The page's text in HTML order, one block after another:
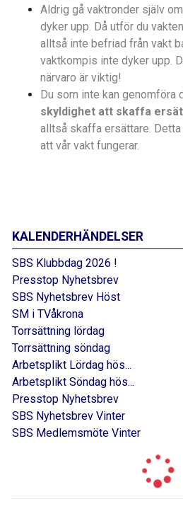
KALENDERHÄNDELSER
SBS Klubbdag 2026 !
Presstop Nyhetsbrev
SBS Nyhetsbrev Höst
SM i TVåkrona
Torrsättning lördag
Torrsättning söndag
Arbetsplikt Lördag hös...
Arbetsplikt Söndag hös...
Presstop Nyhetsbrev
SBS Nyhetsbrev Vinter
SBS Medlemsmöte Vinter
Aldrig gå vaktronder själv
dyker upp. Då utför du
alltså inte befriad från vakt
vaktkompis inte dyker upp.
närvaro är viktig!
Du som inte kan genomföra
skyldighet att skaffa
alltså skaffa ersättare.
att vår vakt fungerar.